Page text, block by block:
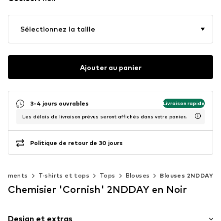
Sélectionnez la taille
Ajouter au panier
3-4 jours ouvrables Livraison rapide
Les délais de livraison prévus seront affichés dans votre panier.
Politique de retour de 30 jours
T-shirts et tops Tops Blouses Blouses 2NDDAY
Chemisier 'Cornish' 2NDDAY en Noir
Design et extras